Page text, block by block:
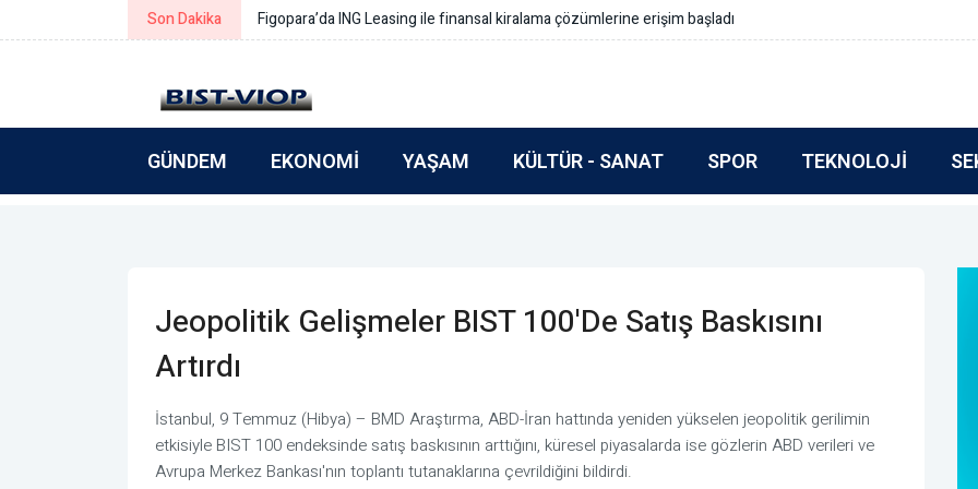
Son Dakika Simeonov: Yeni bütçe gerçek reformlar içermeli
GÜNDEM EKONOMI YAŞAM KÜLTÜR - SANAT SPOR TEKNOLOJI
Jeopolitik Gelişmeler BIST 100'de Satış Baskısını
Artırdı
İstanbul, 9 Temmuz (Hibya) – BMD Araştırma, ABD-İran hattında yeniden yükselen jeopolitik gerilimin
etkisiyle BIST 100 endeksinde satış baskısının arttığını, küresel piyasalarda ise gözlerin ABD verileri ve
Avrupa Merkez Bankası'nın toplantı tutanaklarına çevrildiğini bildirdi.